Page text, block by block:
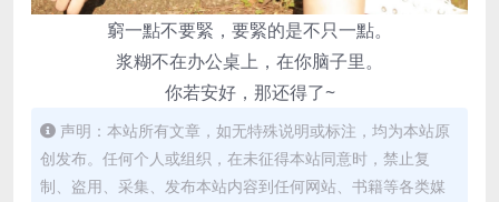
窮一點不要緊，要緊的是不只一點。
浆糊不在办公桌上，在你脑子里。
你若安好，那还得了~
声明：本站所有文章，如无特殊说明或标注，均为本站原
创发布。任何个人或组织，在未征得本站同意时，禁止复
制、盗用、采集、发布本站内容到任何网站、书籍等各类媒